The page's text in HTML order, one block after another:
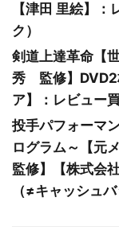
【津田 里絵】
ク）
剣道上達革命【
秀 監修】DVD2
ア】：レビュー
投手パフォーマ
ログラム～【元
監修】【株式会
（≠キャッシュバ